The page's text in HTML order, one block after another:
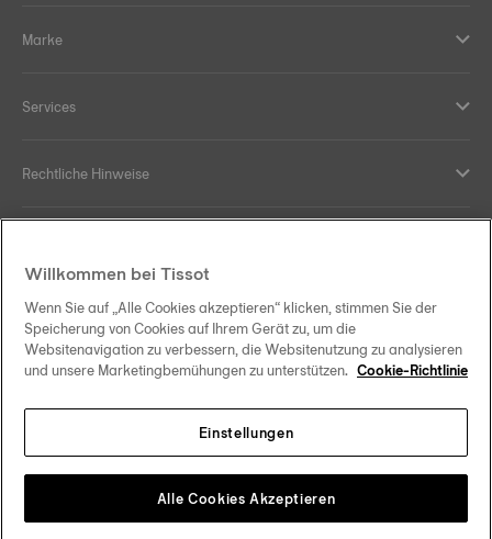
Marke
Services
Rechtliche Hinweise
Ihre Vorteile
Österreich Zu einem anderen Land wechseln
Tissot Copyrights 2026
Willkommen bei Tissot
Wenn Sie auf „Alle Cookies akzeptieren“ klicken, stimmen Sie der
Speicherung von Cookies auf Ihrem Gerät zu, um die
Websitenavigation zu verbessern, die Websitenutzung zu analysieren
und unsere Marketingbemühungen zu unterstützen. Cookie-Richtlinie
Einstellungen
Alle Cookies Akzeptieren